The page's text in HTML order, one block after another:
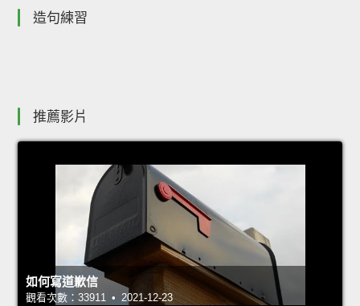
造句練習
推薦影片
如何寫道歉信
觀看次數：33911 • 2021-12-23